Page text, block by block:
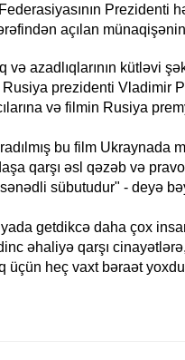
Prezidenti
açılan
azadlıqlarının kütləvi
prezidenti Vladimir
və filmin Rusiya
bu film Ukraynada
qarşı əsl qəzəb və
sübutudur" - deyə
getdikcə daha çox
əhaliyə qarşı
üçün heç vaxt bəraət